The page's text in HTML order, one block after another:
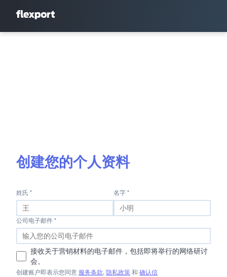
创建您的个人资料
姓氏 * 名字 *
公司电子邮件 *
接收关于营销材料的电子邮件，包括即将举行的网络研讨
会。
创建账户即表示您同意 服务条款, 隐私政策 和 确认信